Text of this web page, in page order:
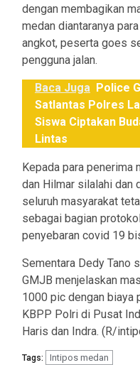
dengan membagikan
medan diantaranya
angkot, peserta goes
pengguna jalan.
Baca Juga Police
Satlantas Polres
Siswa Ciptakan
Lintas
Kepada para penerima
dan Hilmar silalahi dan
seluruh masyarakat
sebagai bagian
penyebaran covid 19
Sementara Dedy Tano
GMJB menjelaskan
1000 pic dengan biaya
KBPP Polri di Pusat
Haris dan Indra. (R/
Tags: Intipos medan